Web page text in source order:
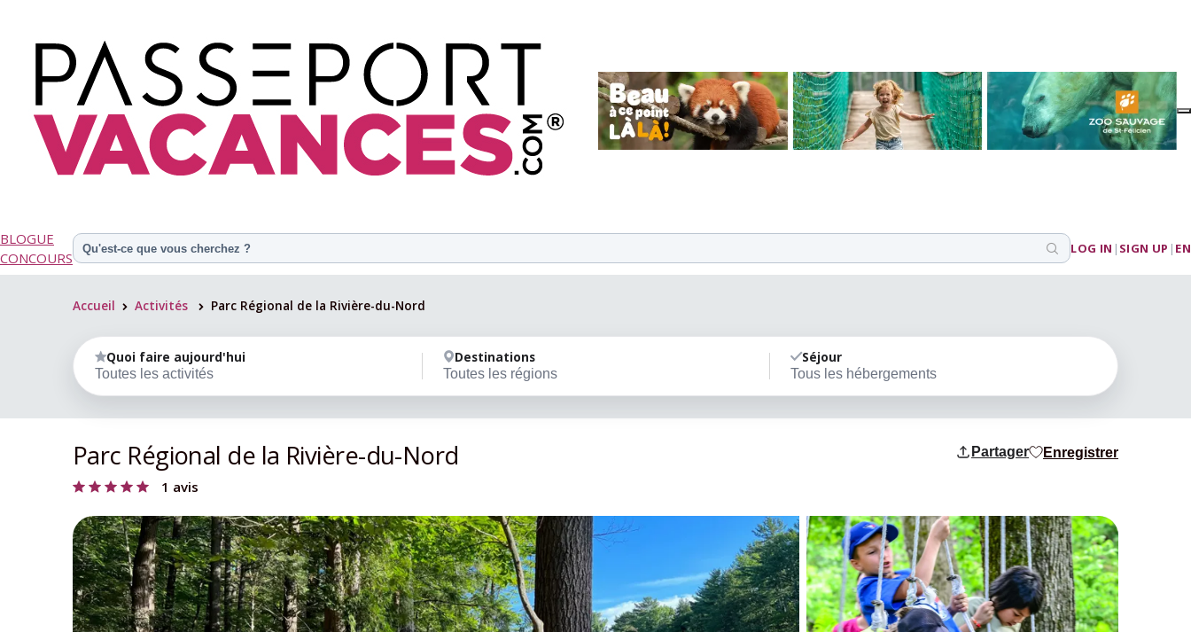
BLOGUE
CONCOURS
LOG IN | SIGN UP | EN
Accueil > Activités > Parc Régional de la Rivière-du-Nord
Quoi faire aujourd'hui
Toutes les activités
Destinations
Toutes les régions
Séjour
Tous les hébergements
Parc Régional de la Rivière-du-Nord Partager Enregistrer
1 avis